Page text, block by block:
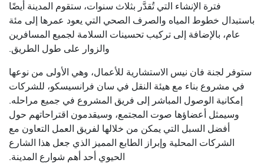
فترة الإنشاء التي تُقدَّر بثلاث سنوات، ستقوم المدينة أيضًا
باستبدال خطوط المياه والصرف الصحي التي يعود عمرها إلى مئة
عام، بالإضافة إلى تركيب تحسينات السلامة لجميع المسافرين
والزوار على طول الطريق.
ستوفر لجنة فان نيس الاستشارية للأعمال، وهي الأولى من نوعها
في مشروع بناء مع هيئة النقل في سان فرانسيسكو، للشركات
إمكانية الوصول المباشر إلى فريق المشروع في جميع مراحله.
وسيمثل أعضاؤها صوت المجتمع، وسيقدمون اقتراحاتهم حول
أفضل السبل التي يمكن من خلالها لفريق العمل التعاون مع
الشركات المحلية وإبراز الطابع المميز الذي جعل هذا الشارع
الحيوي أحد أهم شوارع المدينة.